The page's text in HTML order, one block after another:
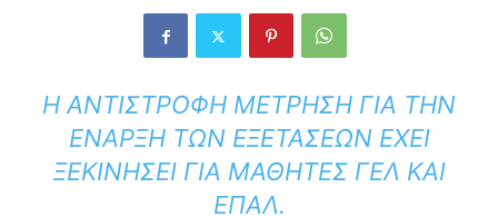
Η ΑΝΤΊΣΤΡΟΦΗ ΜΈΤΡΗΣΗ ΓΙΑ ΤΗΝ
ΈΝΑΡΞΗ ΤΩΝ ΕΞΕΤΆΣΕΩΝ ΈΧΕΙ
ΞΕΚΙΝΉΣΕΙ ΓΙΑ ΜΑΘΗΤΈΣ ΓΕΛ ΚΑΙ
ΕΠΑΛ.